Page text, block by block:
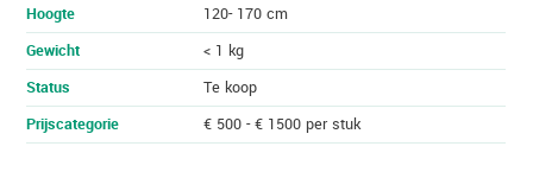
Hoogte
120- 170 cm
Gewicht
< 1 kg
Status
Te koop
Prijscategorie
€ 500 - € 1500 per stuk